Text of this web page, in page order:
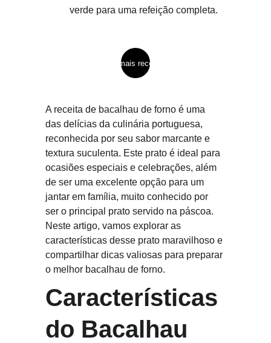
A receita de bacalhau de forno é uma
das delícias da culinária portuguesa,
reconhecida por seu sabor marcante e
textura suculenta. Este prato é ideal para
ocasiões especiais e celebrações, além
de ser uma excelente opção para um
jantar em família, muito conhecido por
ser o principal prato servido na páscoa.
Neste artigo, vamos explorar as
características desse prato maravilhoso e
compartilhar dicas valiosas para preparar
o melhor bacalhau de forno.
Características
do Bacalhau
verde para uma refeição completa.
ver mais receitas